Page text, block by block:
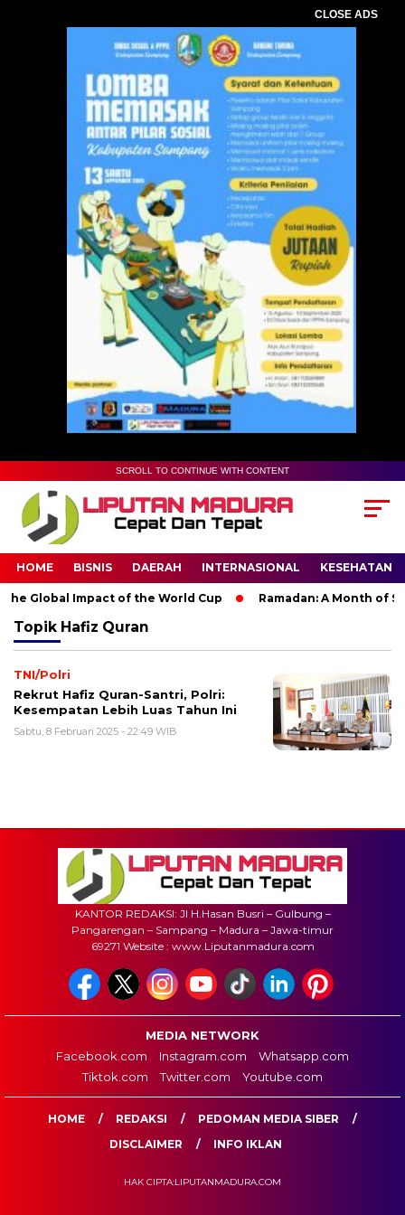
CLOSE ADS
SCROLL TO CONTINUE WITH CONTENT
HOME BISNIS DAERAH INTERNASIONAL KESEHATAN
Global Impact of the World Cup Ramadan: A Month of
Topik Hafiz Quran
TNI/Polri
Rekrut Hafiz Quran-Santri, Polri:
Kesempatan Lebih Luas Tahun Ini
Sabtu, 8 Februari 2025 - 22:49 WIB
KANTOR REDAKSI: Jl H.Hasan Busri – Gulbung –
Pangarengan – Sampang – Madura – Jawa-timur
69271 Website : www.Liputanmadura.com
MEDIA NETWORK
Facebook.com
Instagram.com
Whatsapp.com
Tiktok.com
Twitter.com Youtube.com
HOME REDAKSI
PEDOMAN MEDIA SIBER
DISCLAIMER
INFO IKLAN
HAK CIPTA:LIPUTANMADURA.COM